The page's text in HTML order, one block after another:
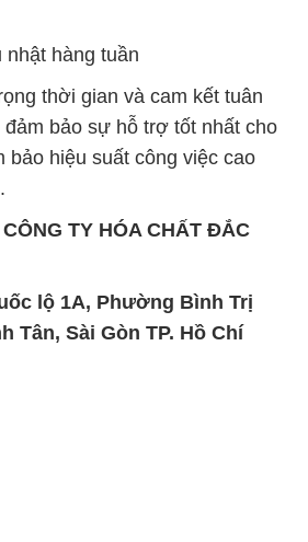
nhật hàng tuần
thời gian và cam kết tuân
bảo sự hỗ trợ tốt nhất cho
bảo hiệu suất công việc cao
TY HÓA CHẤT ĐẮC
lộ 1A, Phường Bình Trị
Tân, Sài Gòn TP. Hồ Chí